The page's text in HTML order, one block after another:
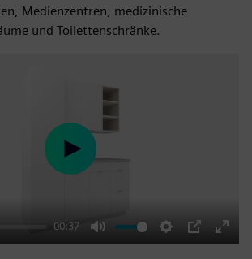
Medienzentren, medizinische
und Toilettenschränke.
00:37
Mute Settings
PIP
Enter
Play